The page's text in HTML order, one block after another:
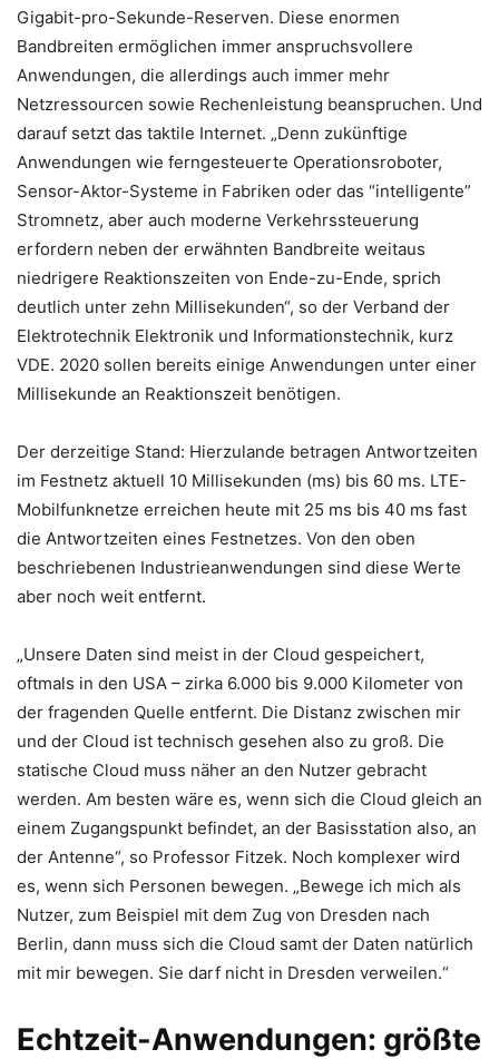
Gigabit-pro-Sekunde-Reserven. Diese enormen
Bandbreiten ermöglichen immer anspruchsvollere
Anwendungen, die allerdings auch immer mehr
Netzressourcen sowie Rechenleistung beanspruchen. Und
darauf setzt das taktile Internet. „Denn zukünftige
Anwendungen wie ferngesteuerte Operationsroboter,
Sensor-Aktor-Systeme in Fabriken oder das “intelligente”
Stromnetz, aber auch moderne Verkehrssteuerung
erfordern neben der erwähnten Bandbreite weitaus
niedrigere Reaktionszeiten von Ende-zu-Ende, sprich
deutlich unter zehn Millisekunden“, so der Verband der
Elektrotechnik Elektronik und Informationstechnik, kurz
VDE. 2020 sollen bereits einige Anwendungen unter einer
Millisekunde an Reaktionszeit benötigen.
Der derzeitige Stand: Hierzulande betragen Antwortzeiten
im Festnetz aktuell 10 Millisekunden (ms) bis 60 ms. LTE-
Mobilfunknetze erreichen heute mit 25 ms bis 40 ms fast
die Antwortzeiten eines Festnetzes. Von den oben
beschriebenen Industrieanwendungen sind diese Werte
aber noch weit entfernt.
„Unsere Daten sind meist in der Cloud gespeichert,
oftmals in den USA – zirka 6.000 bis 9.000 Kilometer von
der fragenden Quelle entfernt. Die Distanz zwischen mir
und der Cloud ist technisch gesehen also zu groß. Die
statische Cloud muss näher an den Nutzer gebracht
werden. Am besten wäre es, wenn sich die Cloud gleich an
einem Zugangspunkt befindet, an der Basisstation also, an
der Antenne“, so Professor Fitzek. Noch komplexer wird
es, wenn sich Personen bewegen. „Bewege ich mich als
Nutzer, zum Beispiel mit dem Zug von Dresden nach
Berlin, dann muss sich die Cloud samt der Daten natürlich
mit mir bewegen. Sie darf nicht in Dresden verweilen.“
Echtzeit-Anwendungen: größte